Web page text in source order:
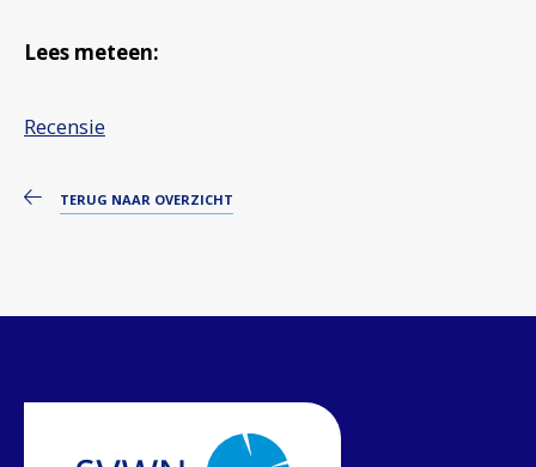
Lees meteen:
Recensie
TERUG NAAR OVERZICHT